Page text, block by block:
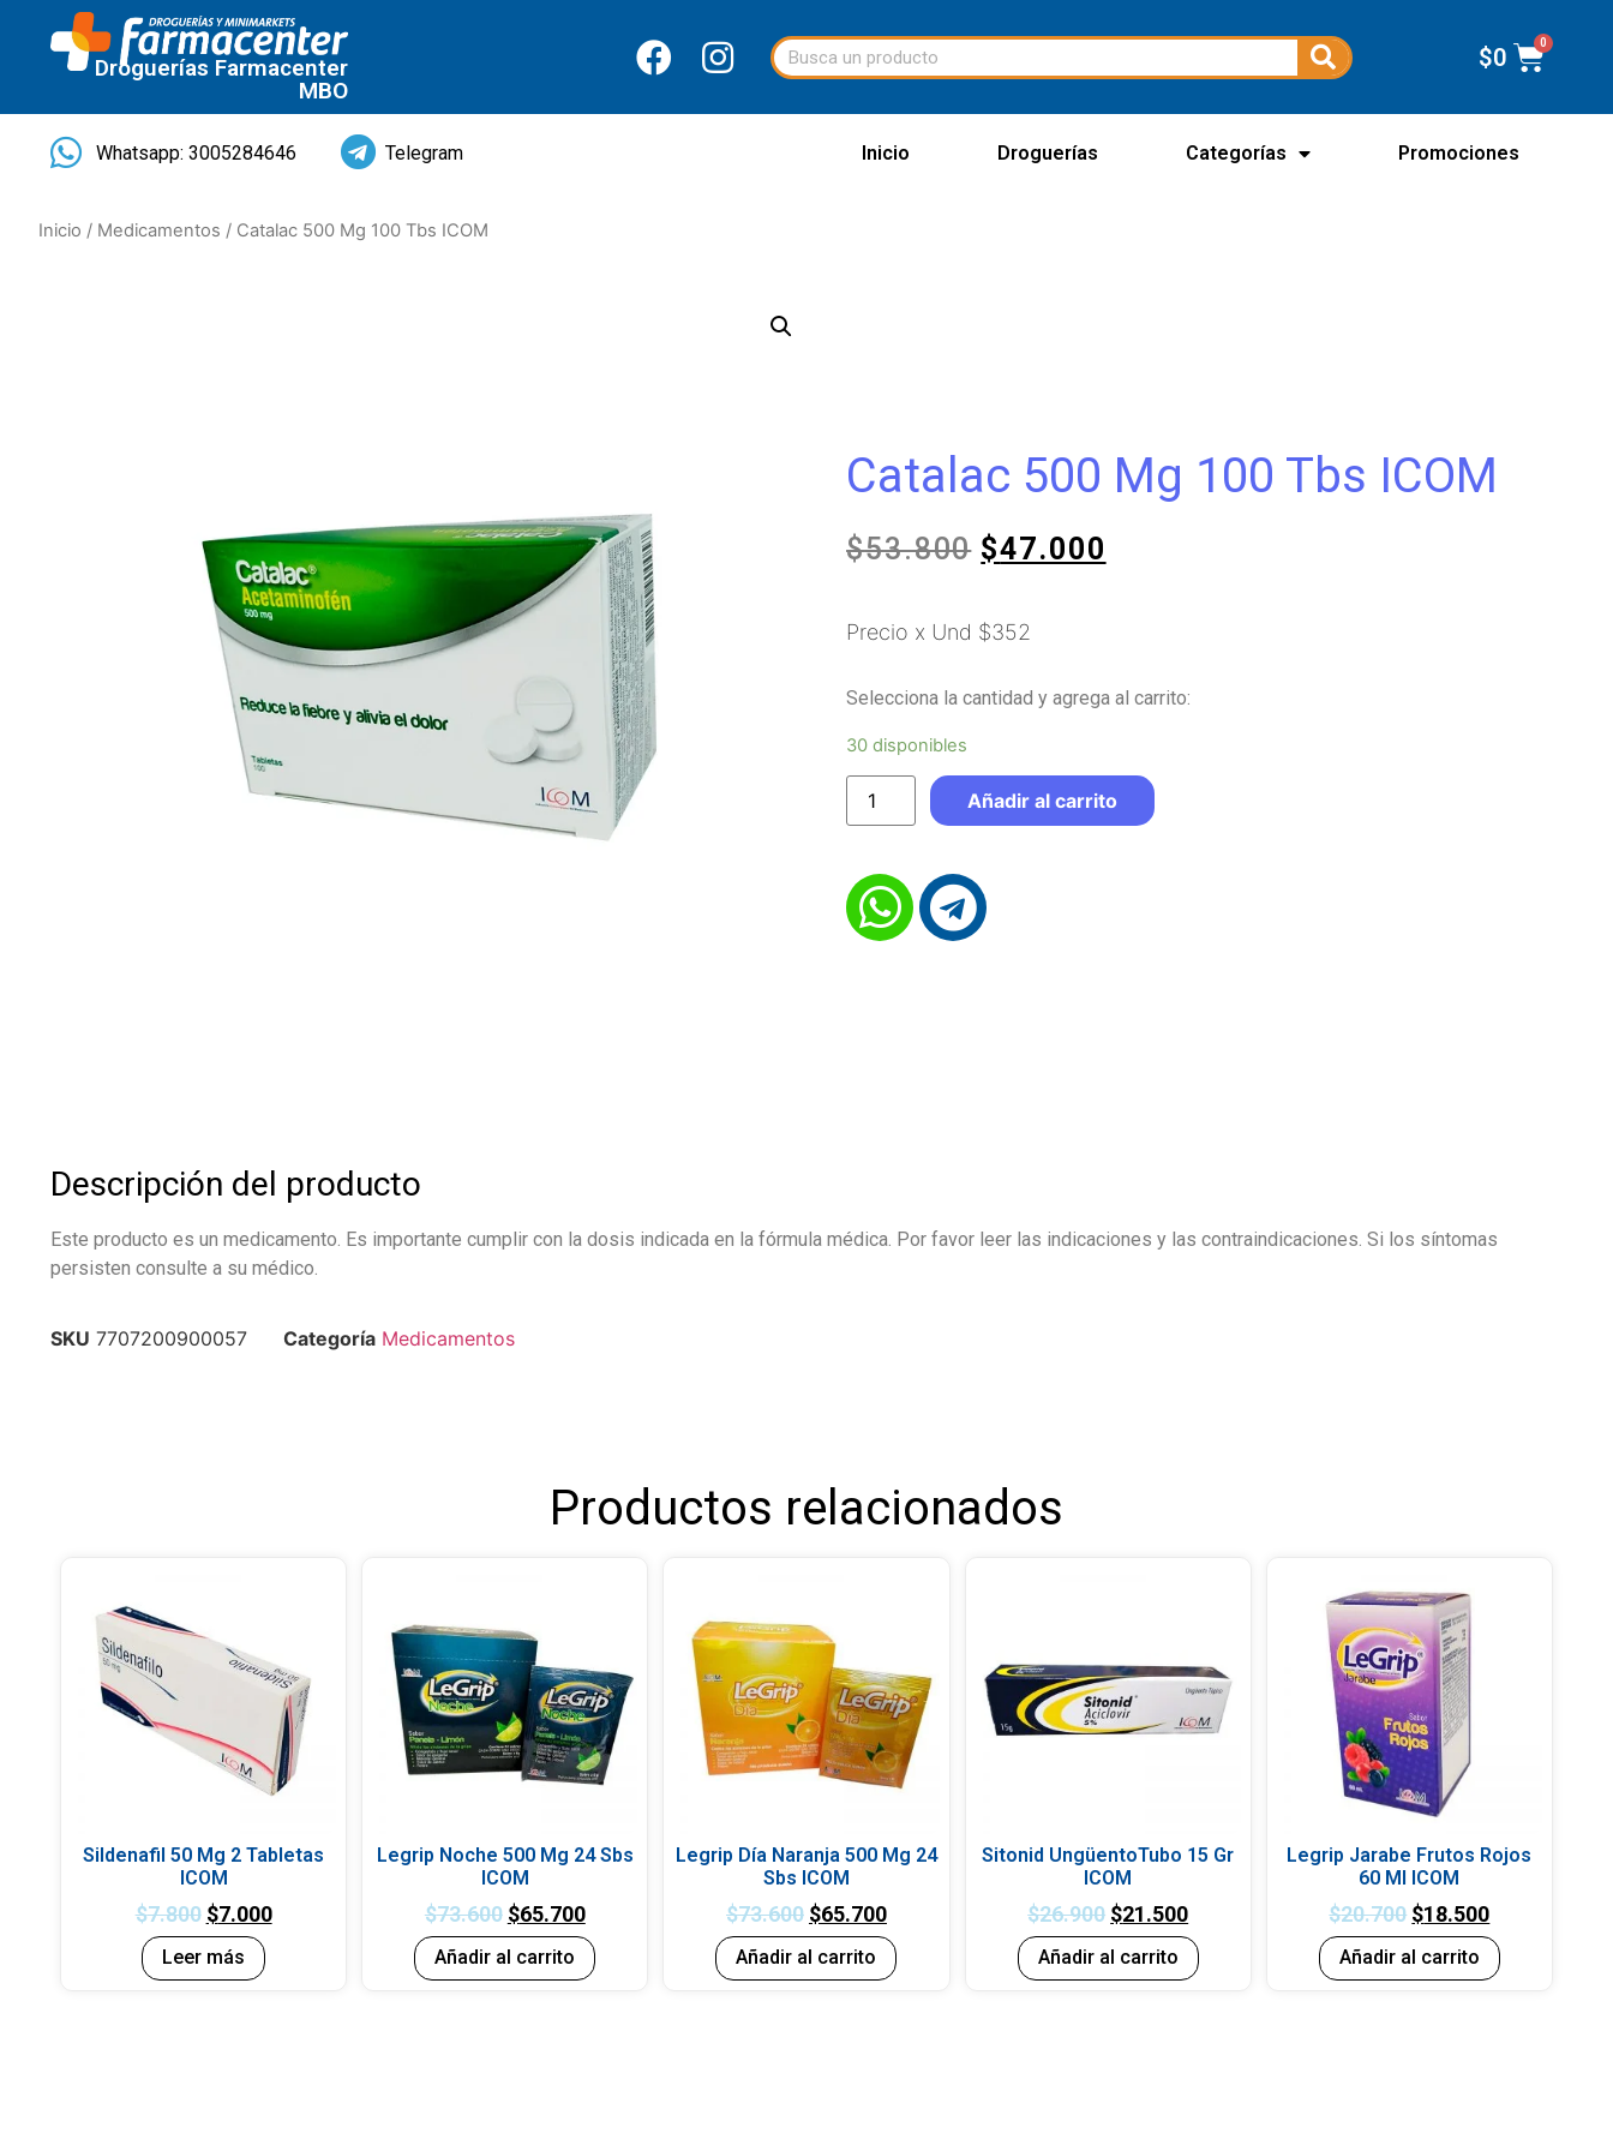
Droguerías Farmacenter
MBO
$0
Whatsapp: 3005284646 Telegram Inicio Droguerías Categorías Promociones
Inicio / Medicamentos / Catalac 500 Mg 100 Tbs ICOM
Catalac 500 Mg 100 Tbs ICOM
$53.800 $47.000
Precio x Und $352
Selecciona la cantidad y agrega al carrito:
30 disponibles
Añadir al carrito
Descripción del producto
Este producto es un medicamento. Es importante cumplir con la dosis indicada en la fórmula médica. Por favor leer las indicaciones y las contraindicaciones. Si los síntomas
persisten consulte a su médico.
SKU 7707200900057 Categoría Medicamentos
Productos relacionados
Sildenafil 50 Mg 2 Tabletas
ICOM
$7.800 $7.000
Leer más
Legrip Noche 500 Mg 24 Sbs
ICOM
$73.600 $65.700
Añadir al carrito
Legrip Día Naranja 500 Mg 24
Sbs ICOM
$73.600 $65.700
Añadir al carrito
Sitonid UngüentoTubo 15 Gr
ICOM
$26.900 $21.500
Añadir al carrito
Legrip Jarabe Frutos Rojos
60 Ml ICOM
$20.700 $18.500
Añadir al carrito